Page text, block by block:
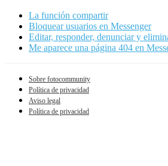
La función compartir
Bloquear usuarios en Messenger
Editar, responder, denunciar y
Me aparece una página 404 en
Sobre fotocommunity
Política de privacidad
Aviso legal
Política de privacidad